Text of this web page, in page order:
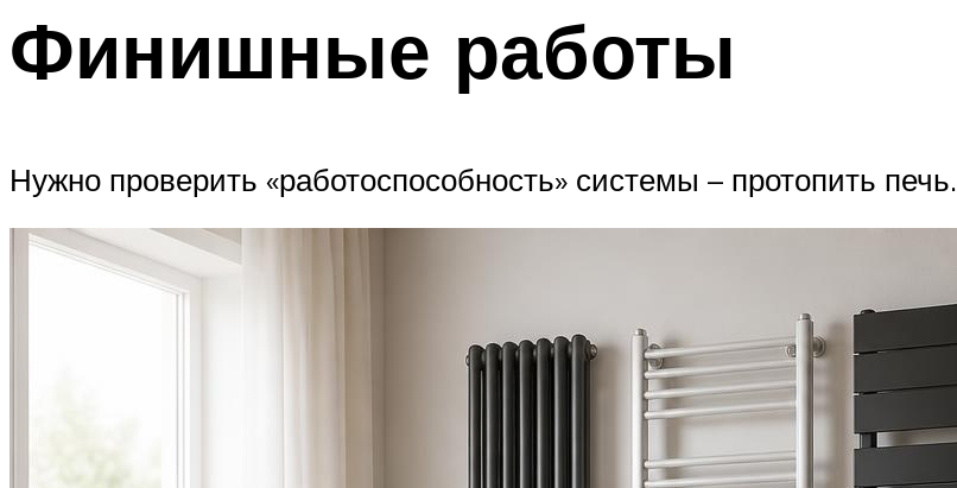
Финишные работы
Нужно проверить «работоспособность» системы – протопить печь.